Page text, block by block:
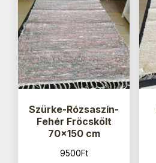
Szürke-Rózsaszín-
Fehér Fröcskölt
70×150 cm
9500Ft